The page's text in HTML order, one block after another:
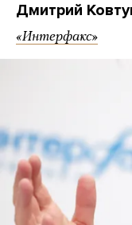
Дмитрий
«Интерфакс»